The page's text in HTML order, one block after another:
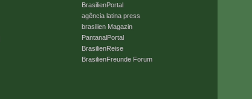
BrasilienPortal
agência latina press
brasilien Magazin
PantanalPortal
BrasilienReise
BrasilienFreunde Forum